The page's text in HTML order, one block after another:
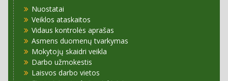
Nuostatai
Veiklos ataskaitos
Vidaus kontrolės aprašas
Asmens duomenų tvarkymas
Mokytojų skaidri veikla
Darbo užmokestis
Laisvos darbo vietos